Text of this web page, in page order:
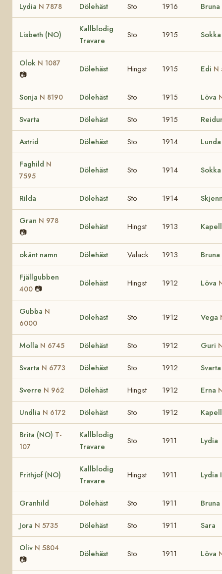
Lydia N 7878 Dölehäst Sto 1916 Bruna
Lisbeth (NO)
Kallblodig
Travare
Sto 1915 Sokka
Olok N 1087
📷
Dölehäst Hingst 1915 Edi N
Sonja N 8190 Dölehäst Sto 1915 Löva
Svarta Dölehäst Sto 1915
Astrid Dölehäst Sto 1914
Faghild N
7595
Dölehäst Sto 1914 Sokka
Rilda Dölehäst Sto 1914
Gran N 978
📷
Dölehäst Hingst 1913
okänt namn Dölehäst Valack 1913 Bruna
Fjällgubben
400 📷
Dölehäst Hingst 1912 Löva
Gubba N
6000
Dölehäst Sto 1912 Vega
Molla N 6745 Dölehäst Sto 1912 Guri
Svarta N 6773 Dölehäst Sto 1912 Svarta
Sverre N 962 Dölehäst Hingst 1912 Erna
Undlia N 6172 Dölehäst Sto 1912
Brita (NO) T-
107
Kallblodig
Travare
Sto 1911 Lydia
Frithjof (NO)
Kallblodig
Travare
Hingst 1911 Lydia
Granhild Dölehäst Sto 1911 Bruna
Jora N 5735 Dölehäst Sto 1911 Sara
Oliv N 5804
📷
Dölehäst Sto 1911 Löva